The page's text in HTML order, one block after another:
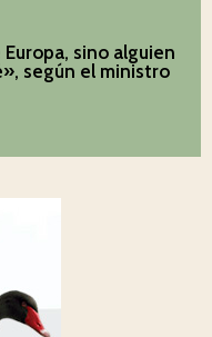
Europa, sino alguien
según el ministro